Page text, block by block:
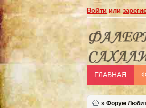
Войти или
ГЛАВНАЯ
» Форум